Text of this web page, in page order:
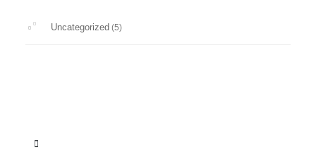
Uncategorized (5)